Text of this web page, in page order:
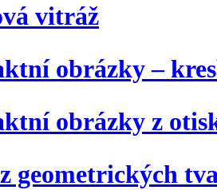
vitráž
obrázky –
obrázky z
geometrických